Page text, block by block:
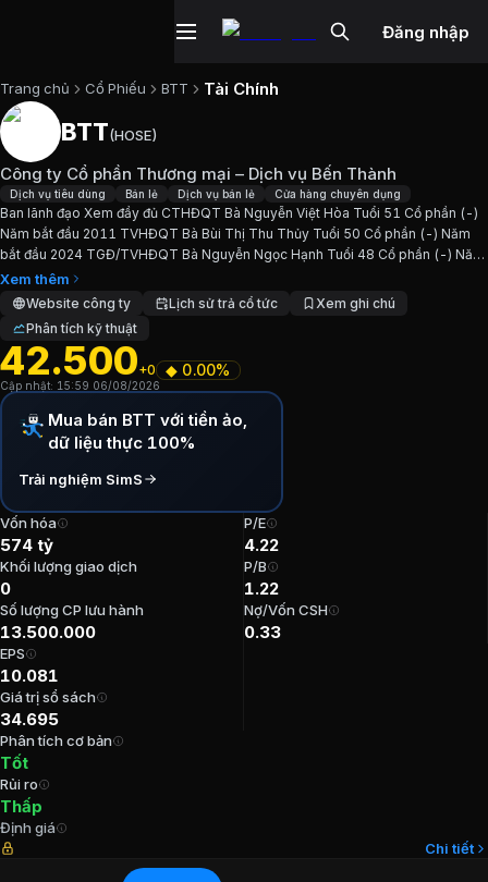
Đăng nhập
Trang chủ Cổ Phiếu BTT Tài Chính
Cổ phiếuBTT
Cập nhật: 6/8/2026
Ngành:Dịch vụ tiêu dùng, Bán lẻ, Dịch vụ bán lẻ, Cửa hàng
Giới thiệuCông ty Cổ phần Thương
Ban lãnh đạo Xem đầy đủ CTHĐQT Bà Nguyễn Việt Hòa
Chỉ số tài chínhBTT
Giá hiện tại:
Vốn hóa: 574 tỷ đồng
P/E: 4,22
P/B:
EPS: 10.080,78
ROA: 23,55%
Tỷ suất cổ tức:
Ban lãnh đạo
Kế toán trưởng
Tổng Giám đốc
Thành viên Ban kiểm soát
BTT(HOSE)
Công ty Cổ phần Thương mại – Dịch vụ Bến Thành
Dịch vụ tiêu dùng Bán lẻ Dịch vụ bán lẻ Cửa hàng chuyên dụng
Ban lãnh đạo Xem đầy đủ CTHĐQT Bà Nguyễn Việt Hòa Tuổi 51 Cổ phần (-)
Năm bắt đầu 2011 TVHĐQT Bà Bùi Thị Thu Thủy Tuổi 50 Cổ phần (-) Năm
bắt đầu 2024 TGĐ/TVHĐQT Bà Nguyễn Ngọc Hạnh Tuổi 48 Cổ phần (-) Năm
bắt đầu 2024 TVHĐQT Bà Trương Nguyễn Thiên Kim Tuổi...
Xem thêm
Website công ty Lịch sử trả cổ tức
Xem ghi chú
Phân tích kỹ thuật
42.500+0 ◆ 0.00%
Cập nhật: 15:59 06/08/2026
Mua bán BTT với tiền ảo,
dữ liệu thực 100%
Trải nghiệm SimS
Vốn hóa
574 tỷ
Khối lượng giao dịch
0
Số lượng CP lưu hành
13.500.000
P/E
4.22
P/B
1.22
Nợ/Vốn CSH
0.33
EPS
10.081
Giá trị sổ sách
34.695
Phân tích cơ bản
Tốt
Rủi ro
Thấp
Định giá
Chi tiết